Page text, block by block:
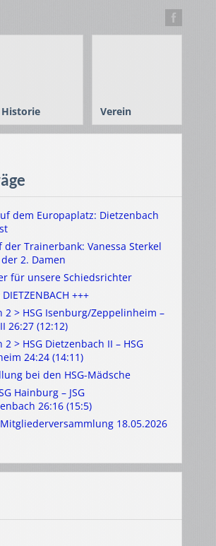
Historie Verein
dem Europaplatz: Dietzenbach
Trainerbank: Vanessa Sterkel
2. Damen
für unsere Schiedsrichter
+++
2 > HSG Isenburg/Zeppelinheim –
26:27 (12:12)
2 > HSG Dietzenbach II – HSG
24:24 (14:11)
bei den HSG-Mädsche
Hainburg – JSG
26:16 (15:5)
18.05.2026